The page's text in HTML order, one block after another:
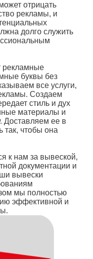
отрицать
рекламы, и
долго служить
рекламные
буквы без
все услуги,
Создаем
стиль и дух
материалы и
Доставляем ее в
так, чтобы она
к нам за вывеской,
документации и
вывески
мы полностью
эффективной и